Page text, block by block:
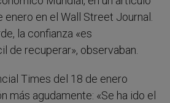
enero en el Wall Street Journal.
la confianza «es
de recuperar», observaban.
Times del 18 de enero
más agudamente: «Se ha ido el